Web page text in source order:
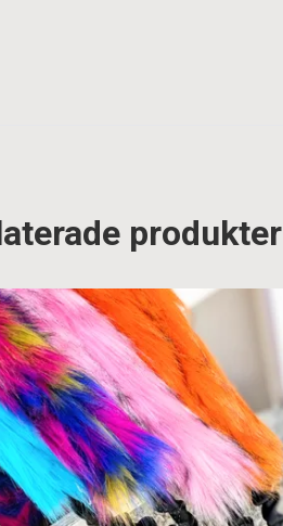
produkter